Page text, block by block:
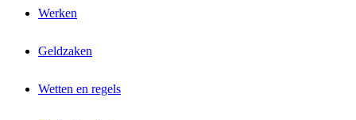
Werken
Geldzaken
Wetten en regels